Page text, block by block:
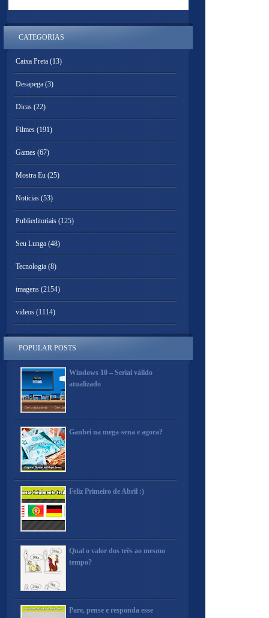
CATEGORIAS
Caixa Preta (13)
Desapega (3)
Dicas (22)
Filmes (191)
Games (67)
Mostra Eu (25)
Noticias (53)
Publieditoriais (125)
Seu Lunga (48)
Tecnologia (8)
imagens (2154)
videos (1114)
POPULAR POSTS
Windows 10 – Serial válido
atualizado
Ganhei na mega-sena e agora?
Feliz Primeiro de Abril :)
Qual o valor dos três ao mesmo
tempo?
Pare, pense e responda esse